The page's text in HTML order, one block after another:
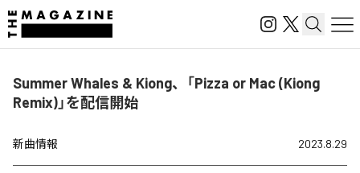
Summer Whales & Kiong、「Pizza or Mac (Kiong
Remix)」を配信開始
新曲情報 2023.8.29